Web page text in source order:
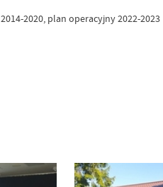
2020, plan operacyjny 2022-2023